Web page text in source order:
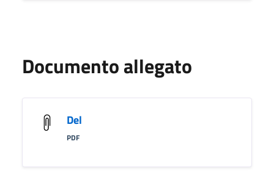
Documento allegato
Del
PDF